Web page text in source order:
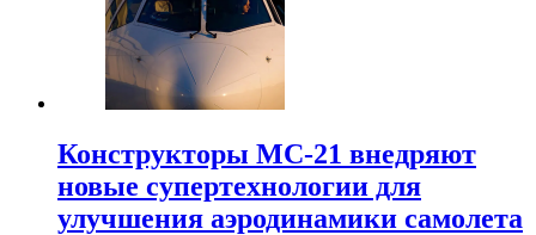
Конструкторы МС-21 внедряют
новые супертехнологии для
улучшения аэродинамики самолета